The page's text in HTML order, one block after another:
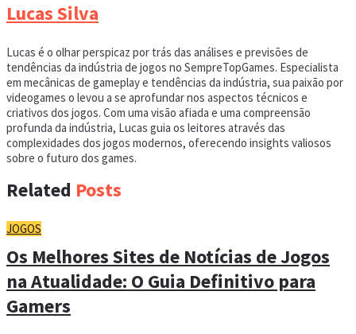
Lucas Silva
Lucas é o olhar perspicaz por trás das análises e previsões de
tendências da indústria de jogos no SempreTopGames. Especialista
em mecânicas de gameplay e tendências da indústria, sua paixão por
videogames o levou a se aprofundar nos aspectos técnicos e
criativos dos jogos. Com uma visão afiada e uma compreensão
profunda da indústria, Lucas guia os leitores através das
complexidades dos jogos modernos, oferecendo insights valiosos
sobre o futuro dos games.
Related Posts
JOGOS
Os Melhores Sites de Notícias de Jogos
na Atualidade: O Guia Definitivo para
Gamers